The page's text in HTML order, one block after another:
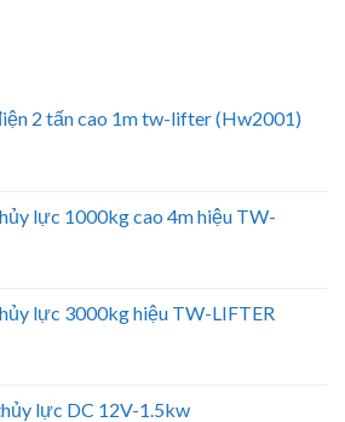
2 tấn cao 1m tw-lifter (Hw2001)
lực 1000kg cao 4m hiệu TW-
lực 3000kg hiệu TW-LIFTER
lực DC 12V-1.5kw